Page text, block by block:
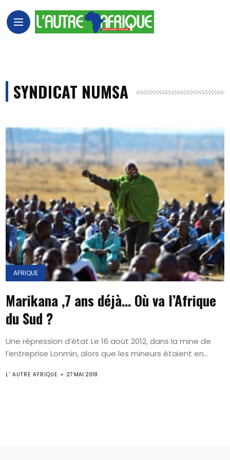
SYNDICAT NUMSA
AFRIQUE
Marikana ,7 ans déjà… Où va l’Afrique
du Sud ?
Une répression d’état Le 16 août 2012, dans la mine de
l’entreprise Lonmin, alors que les mineurs étaient en...
L’ AUTRE AFRIQUE 27 MAI 2018